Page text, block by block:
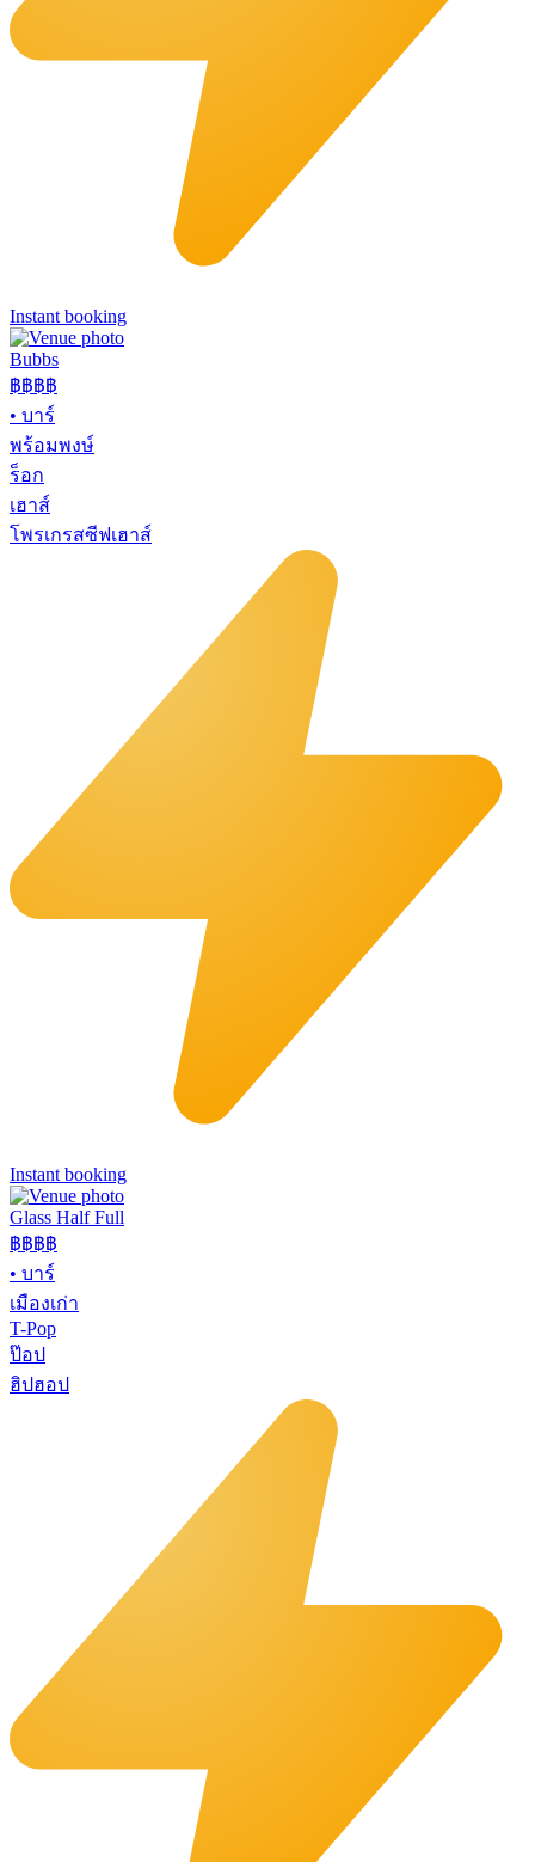
Instant booking
Bubbs
฿฿฿฿
• บาร์
พร้อมพงษ์
ร็อก
เฮาส์
โพรเกรสซีฟเฮาส์
Instant booking
Glass Half Full
฿฿฿฿
• บาร์
เมืองเก่า
T-Pop
ป๊อป
ฮิปฮอป